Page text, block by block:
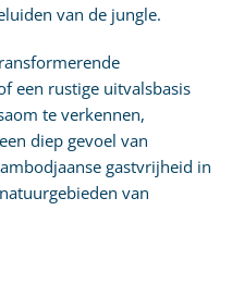
van de jungle.
een rustige uitvalsbasis
te verkennen,
diep gevoel van
gastvrijheid in
van